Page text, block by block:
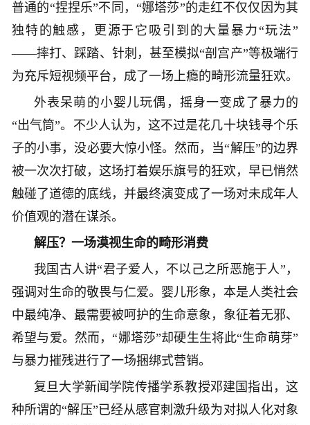
普通的“捏捏乐”不同，“娜塔莎”的走红不仅仅因为其
独特的触感，更源于它吸引到的大量暴力“玩法”
——摔打、踩踏、针刺，甚至模拟“剖宫产”等极端行
为充斥短视频平台，成了一场上瘾的畸形流量狂欢。
外表呆萌的小婴儿玩偶，摇身一变成了暴力的
“出气筒”。不少人认为，这不过是花几十块钱寻个乐
子的小事，没必要大惊小怪。然而，当“解压”的边界
被一次次打破，这场打着娱乐旗号的狂欢，早已悄然
触碰了道德的底线，并最终演变成了一场对未成年人
价值观的潜在谋杀。
解压？一场漠视生命的畸形消费
我国古人讲“君子爱人，不以己之所恶施于人”，
强调对生命的敬畏与仁爱。婴儿形象，本是人类社会
中最纯净、最需要被呵护的生命意象，象征着无邪、
希望与爱。然而，“娜塔莎”却硬生生将此“生命萌芽”
与暴力摧残进行了一场捆绑式营销。
复旦大学新闻学院传播学系教授邓建国指出，这
种所谓的“解压”已经从感官刺激升级为对拟人化对象